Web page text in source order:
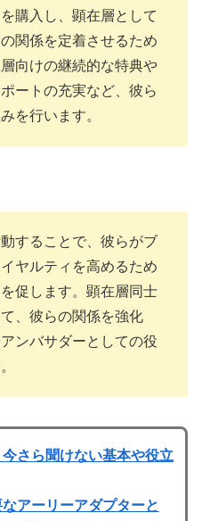
購入し、顕在層として
関係を定着させるため
向けの継続的な特典や
ートの充実など、彼ら
を行います。
することで、彼らがブ
ヤルティを高めるため
促します。顕在層同士
、彼らの関係を強化
ンバサダーとしての役
さら聞けない基本や役立
アーリーアダプターと